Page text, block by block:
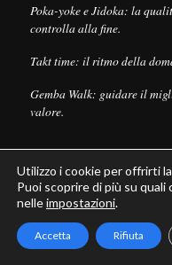
Poka-yoke e Jidoka: la
controlla alla fine.
Takt time: il ritmo della
Gemba Walk: guidare il
valore.
© Copyright - Leanpull -
Utilizzo i cookie per offrirti
Puoi scoprire di più su
nelleimpostazioni.
Accetta Rifiuta